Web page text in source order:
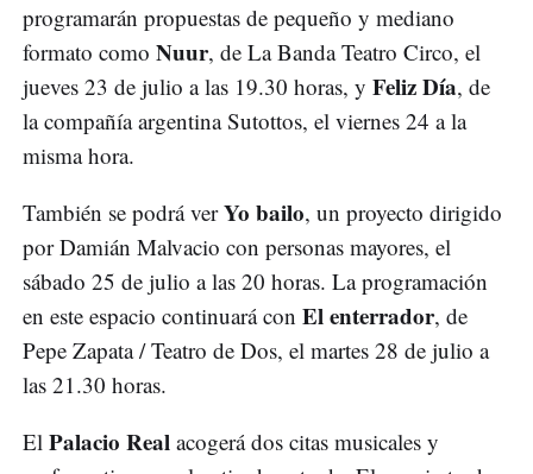
programarán propuestas de pequeño y mediano
formato como Nuur, de La Banda Teatro Circo, el
jueves 23 de julio a las 19.30 horas, y Feliz Día, de
la compañía argentina Sutottos, el viernes 24 a la
misma hora.
También se podrá verYo bailo, un proyecto dirigido
por Damián Malvacio con personas mayores, el
sábado 25 de julio a las 20 horas. La programación
en este espacio continuará con El enterrador, de
Pepe Zapata / Teatro de Dos, el martes 28 de julio a
las 21.30 horas.
El Palacio Real acogerá dos citas musicales y